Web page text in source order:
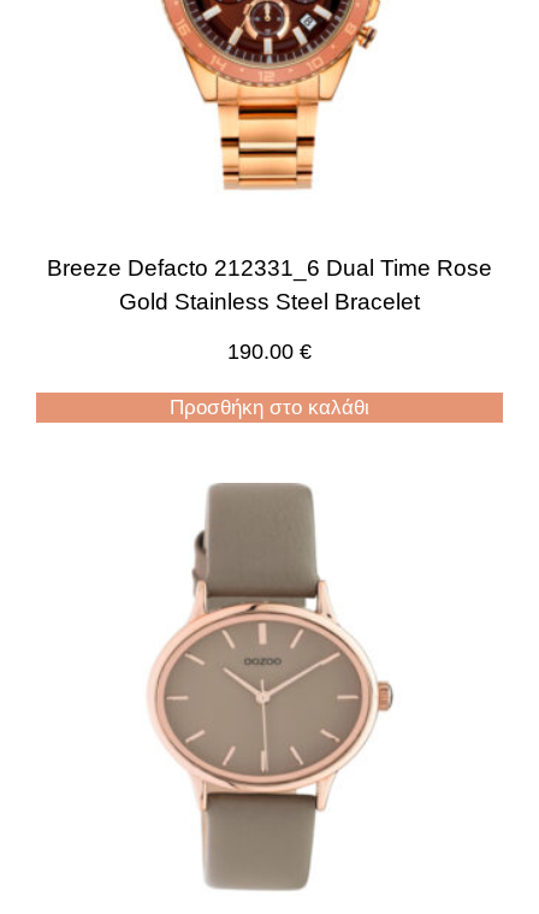
Breeze Defacto 212331_6 Dual Time Rose
Gold Stainless Steel Bracelet
190.00 €
Προσθήκη στο καλάθι